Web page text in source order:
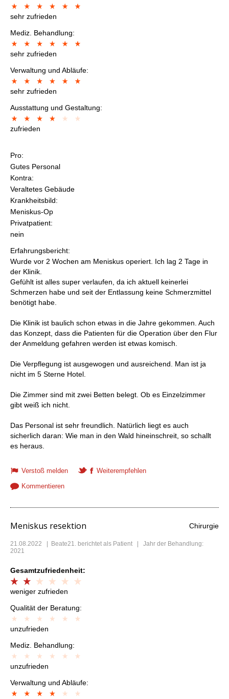
sehr zufrieden
Mediz. Behandlung:
sehr zufrieden
Verwaltung und Abläufe:
sehr zufrieden
Ausstattung und Gestaltung:
zufrieden
Pro:
Gutes Personal
Kontra:
Veraltetes Gebäude
Krankheitsbild:
Meniskus-Op
Privatpatient:
nein
Erfahrungsbericht:
Wurde vor 2 Wochen am Meniskus operiert. Ich lag 2 Tage in
der Klinik.
Gefühlt ist alles super verlaufen, da ich aktuell keinerlei
Schmerzen habe und seit der Entlassung keine Schmerzmittel
benötigt habe.
Die Klinik ist baulich schon etwas in die Jahre gekommen. Auch
das Konzept, dass die Patienten für die Operation über den Flur
der Anmeldung gefahren werden ist etwas komisch.
Die Verpflegung ist ausgewogen und ausreichend. Man ist ja
nicht im 5 Sterne Hotel.
Die Zimmer sind mit zwei Betten belegt. Ob es Einzelzimmer
gibt weiß ich nicht.
Das Personal ist sehr freundlich. Natürlich liegt es auch
sicherlich daran: Wie man in den Wald hineinschreit, so schallt
es heraus.
Verstoß melden
Weiterempfehlen
Kommentieren
Meniskus resektion Chirurgie
21.08.2022 Beate21. berichtet als Patient | Jahr der Behandlung:
2021
Gesamtzufriedenheit:
weniger zufrieden
Qualität der Beratung:
unzufrieden
Mediz. Behandlung:
unzufrieden
Verwaltung und Abläufe: